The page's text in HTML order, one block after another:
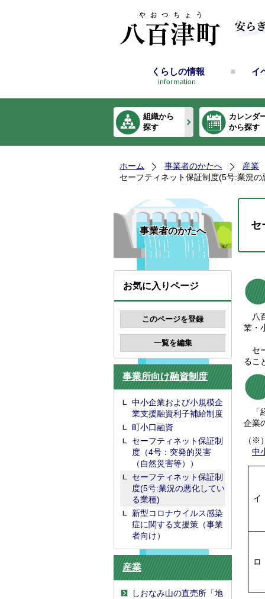
くらしの情報 イ
組織から
探す
カレンダ
から探す
ホーム 事業者のかたへ 産業
セーフティネット保証制度(5号:業況の
事業者のかたへ
お気に入りページ
事業所向け融資制度
中小企業および小規模企
業支援融資利子補給制度
町小口融資
セーフティネット保証制
度（4号：突発的災害
（自然災害等））
セーフティネット保証制
度(5号:業況の悪化してい
る業種)
新型コロナウイルス感染
症に関する支援策（事業
者向け）
産業
しおなみ山の直売所「地
セ
八
業・
セ
るこ
「
企業
（※
中
イ
ロ